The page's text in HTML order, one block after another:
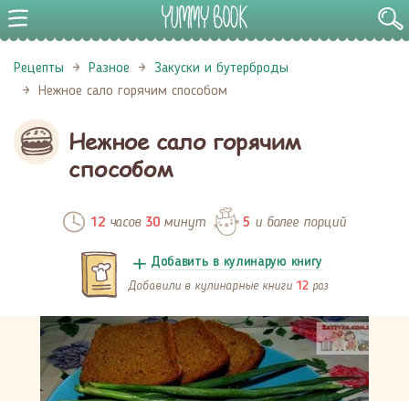
Рецепты Разное
Закуски и бутерброды
Нежное сало горячим способом
Нежное сало горячим
способом
12часов 30минут 5 и более порций
Добавить в кулинарую книгу
Добавили в кулинарные книги 12 раз